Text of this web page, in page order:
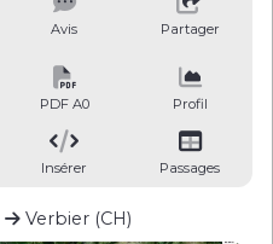
Avis Partager
PDF A0 Profil
Insérer Passages
Verbier (CH)